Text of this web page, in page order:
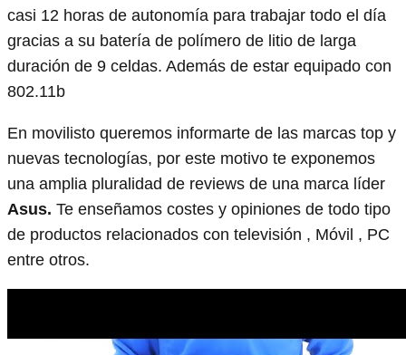
casi 12 horas de autonomía para trabajar todo el día
gracias a su batería de polímero de litio de larga
duración de 9 celdas. Además de estar equipado con
802.11b
En movilisto queremos informarte de las marcas top y
nuevas tecnologías, por este motivo te exponemos
una amplia pluralidad de reviews de una marca líder
Asus. Te enseñamos costes y opiniones de todo tipo
de productos relacionados con televisión , Móvil , PC
entre otros.